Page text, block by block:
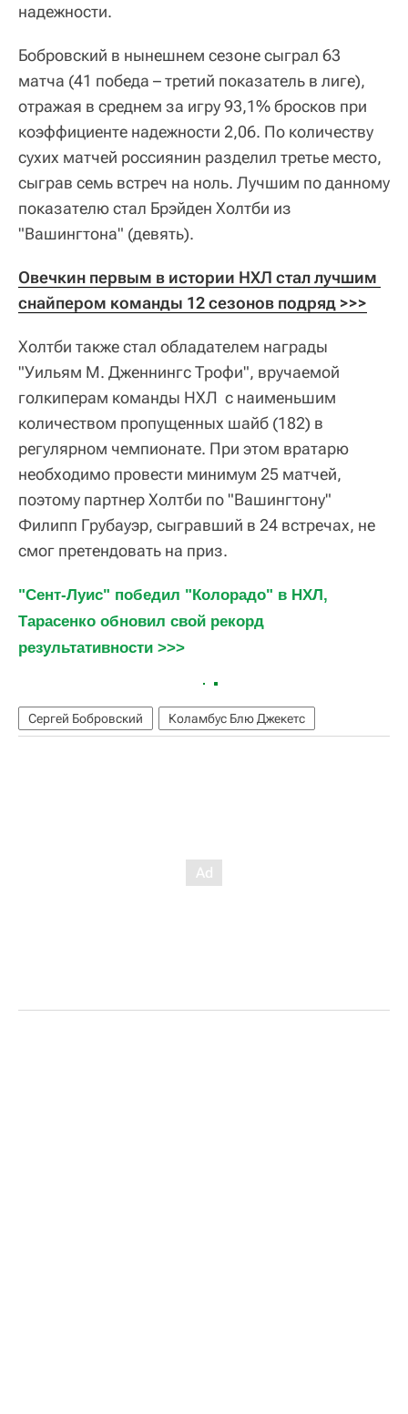
надежности.
Бобровский в нынешнем сезоне сыграл 63
матча (41 победа – третий показатель в лиге),
отражая в среднем за игру 93,1% бросков при
коэффициенте надежности 2,06. По количеству
сухих матчей россиянин разделил третье место,
сыграв семь встреч на ноль. Лучшим по данному
показателю стал Брэйден Холтби из
"Вашингтона" (девять).
Овечкин первым в истории НХЛ стал лучшим
снайпером команды 12 сезонов подряд >>>
Холтби также стал обладателем награды
"Уильям М. Дженнингс Трофи", вручаемой
голкиперам команды НХЛ с наименьшим
количеством пропущенных шайб (182) в
регулярном чемпионате. При этом вратарю
необходимо провести минимум 25 матчей,
поэтому партнер Холтби по "Вашингтону"
Филипп Грубауэр, сыгравший в 24 встречах, не
смог претендовать на приз.
"Сент-Луис" победил "Колорадо" в НХЛ,
Тарасенко обновил свой рекорд
результативности >>>
Сергей Бобровский Коламбус Блю Джекетс